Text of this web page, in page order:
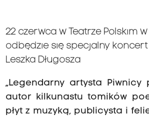
22 czerwca w Teatrze Polskim
odbędzie się specjalny
Leszka Długosza
„Legendarny artysta Piwnicy
autor kilkunastu tomików
płyt z muzyką, publicysta i